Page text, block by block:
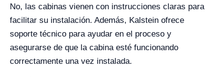
No, las cabinas vienen con instrucciones claras para
facilitar su instalación. Además, Kalstein ofrece
soporte técnico para ayudar en el proceso y
asegurarse de que la cabina esté funcionando
correctamente una vez instalada.